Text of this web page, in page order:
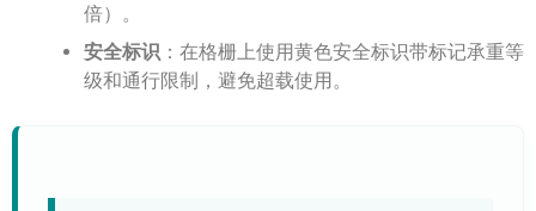
倍）。
安全标识 ：在格栅上使用黄色安全标识带标记承重等
级和通行限制，避免超载使用。